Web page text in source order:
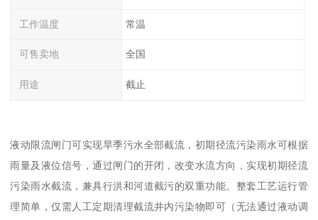
工作温度 常温
可售卖地 全国
用途 截止
液动限流闸门可实现旱季污水全部截流，初期径流污染雨水可根据
雨量及液位信号，通过闸门的开闭，改变水流方向，实现初期径流
污染雨水截流，兼具行洪和河道截污的双重功能。整套工艺运行管
理简单，仅需人工定期清理截流井内污染物即可（无法通过液动调